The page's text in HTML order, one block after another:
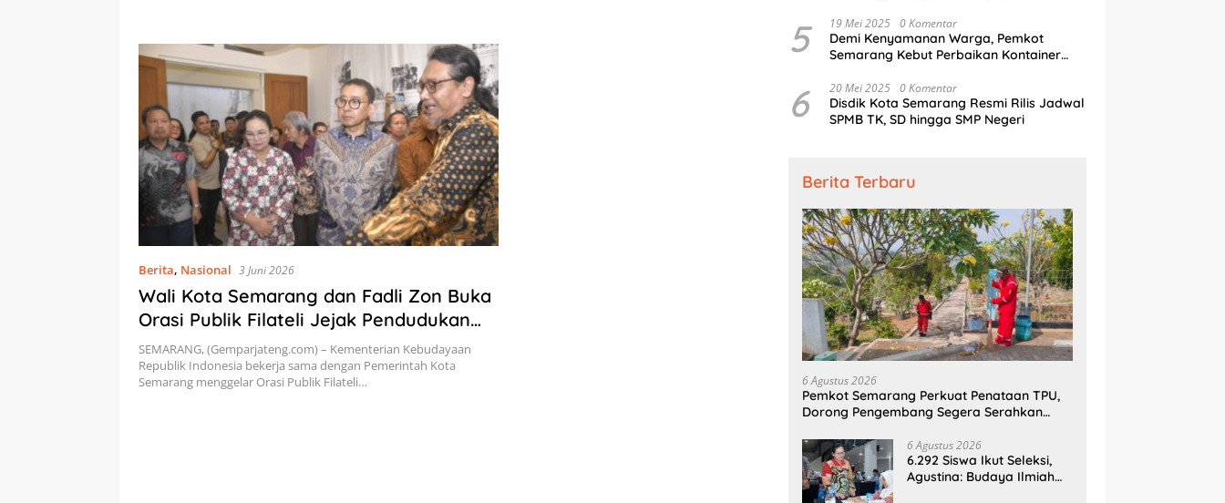
Berita, Nasional 3 Juni 2026
Wali Kota Semarang dan Fadli Zon Buka
Orasi Publik Filateli Jejak Pendudukan
Jepang
SEMARANG, (Gemparjateng.com) – Kementerian Kebudayaan
Republik Indonesia bekerja sama dengan Pemerintah Kota
Semarang menggelar Orasi Publik Filateli…
5 19 Mei 2025 0 Komentar
Demi Kenyamanan Warga, Pemkot
Semarang Kebut Perbaikan Kontainer
6 20 Mei 2025 0 Komentar
Disdik Kota Semarang Resmi Rilis Jadwal
SPMB TK, SD hingga SMP Negeri
Berita Terbaru
6 Agustus 2026
Pemkot Semarang Perkuat Penataan TPU,
Dorong Pengembang Segera Serahkan
6 Agustus 2026
6.292 Siswa Ikut Seleksi,
Agustina: Budaya Ilmiah